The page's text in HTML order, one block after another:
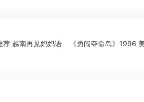
荐 越南再见妈妈语
《勇闯夺命岛》1996